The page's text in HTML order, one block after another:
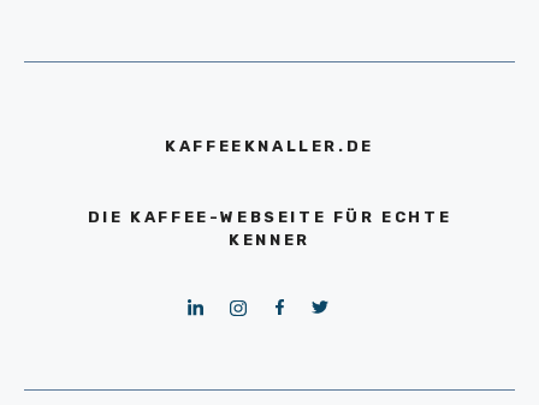
KAFFEEKNALLER.DE
DIE KAFFEE-WEBSEITE FÜR ECHTE
KENNER